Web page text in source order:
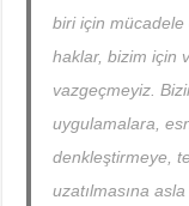
biri için mücadele
haklar, bizim için
vazgeçmeyiz.
uygulamalara,
denkleştirmeye,
uzatılmasına